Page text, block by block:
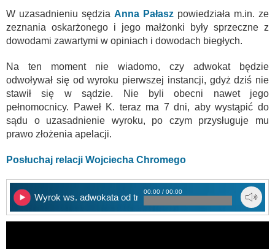
W uzasadnieniu sędzia Anna Pałasz powiedziała m.in. ze
zeznania oskarżonego i jego małżonki były sprzeczne z
dowodami zawartymi w opiniach i dowodach biegłych.
Na ten moment nie wiadomo, czy adwokat będzie
odwoływał się od wyroku pierwszej instancji, gdyż dziś nie
stawił się w sądzie. Nie byli obecni nawet jego
pełnomocnicy. Paweł K. teraz ma 7 dni, aby wystąpić do
sądu o uzasadnienie wyroku, po czym przysługuje mu
prawo złożenia apelacji.
Posłuchaj relacji Wojciecha Chromego
Wyrok ws. adwokata od trumien na kółkach
00:00 / 00:00